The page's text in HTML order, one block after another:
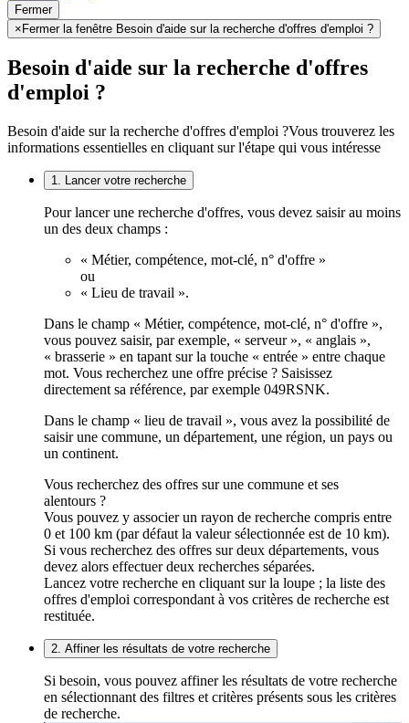
Fermer
×Fermer la fenêtre Besoin d'aide sur la recherche d'offres d'emploi ?
Besoin d'aide sur la recherche d'offres
d'emploi ?
Besoin d'aide sur la recherche d'offres d'emploi ?Vous trouverez les
informations essentielles en cliquant sur l'étape qui vous intéresse
1. Lancer votre recherche
Pour lancer une recherche d'offres, vous devez saisir au moins
un des deux champs :
« Métier, compétence, mot-clé, n° d'offre »
ou
« Lieu de travail ».
Dans le champ « Métier, compétence, mot-clé, n° d'offre »,
vous pouvez saisir, par exemple, « serveur », « anglais »,
« brasserie » en tapant sur la touche « entrée » entre chaque
mot. Vous recherchez une offre précise ? Saisissez
directement sa référence, par exemple 049RSNK.
Dans le champ « lieu de travail », vous avez la possibilité de
saisir une commune, un département, une région, un pays ou
un continent.
Vous recherchez des offres sur une commune et ses
alentours ?
Vous pouvez y associer un rayon de recherche compris entre
0 et 100 km (par défaut la valeur sélectionnée est de 10 km).
Si vous recherchez des offres sur deux départements, vous
devez alors effectuer deux recherches séparées.
Lancez votre recherche en cliquant sur la loupe ; la liste des
offres d'emploi correspondant à vos critères de recherche est
restituée.
2. Affiner les résultats de votre recherche
Si besoin, vous pouvez affiner les résultats de votre recherche
en sélectionnant des filtres et critères présents sous les critères
de recherche.